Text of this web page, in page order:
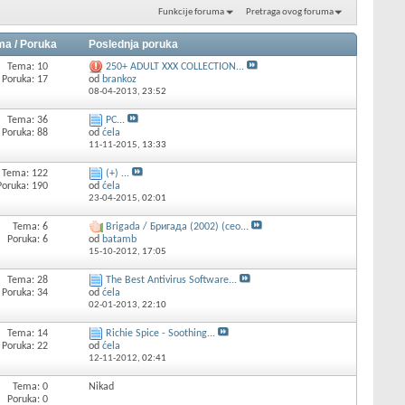
Funkcije foruma Pretraga ovog foruma
/ Poruka Poslednja poruka
Tema: 10
Poruka: 17
250+ ADULT XXX COLLECTION...
od brankoz
08-04-2013, 23:52
Tema: 36
Poruka: 88
PC...
od ćela
11-11-2015, 13:33
Tema: 122
190
(+) ...
od ćela
23-04-2015, 02:01
Tema: 6
Poruka: 6
Brigada / Бригада (2002) (ceo...
od batamb
15-10-2012, 17:05
Tema: 28
Poruka: 34
The Best Antivirus Software...
od ćela
02-01-2013, 22:10
Tema: 14
Poruka: 22
Richie Spice - Soothing...
od ćela
12-11-2012, 02:41
Tema: 0
Poruka: 0
Nikad